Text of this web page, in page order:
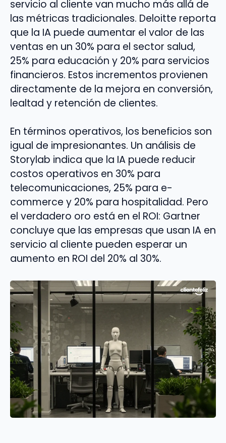
servicio al cliente van mucho más allá de
las métricas tradicionales. Deloitte reporta
que la IA puede aumentar el valor de las
ventas en un 30% para el sector salud,
25% para educación y 20% para servicios
financieros. Estos incrementos provienen
directamente de la mejora en conversión,
lealtad y retención de clientes.
En términos operativos, los beneficios son
igual de impresionantes. Un análisis de
Storylab indica que la IA puede reducir
costos operativos en 30% para
telecomunicaciones, 25% para e-
commerce y 20% para hospitalidad. Pero
el verdadero oro está en el ROI: Gartner
concluye que las empresas que usan IA en
servicio al cliente pueden esperar un
aumento en ROI del 20% al 30%.